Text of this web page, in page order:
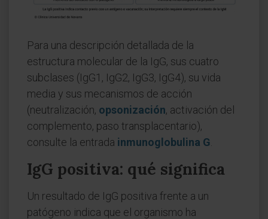
Para una descripción detallada de la
estructura molecular de la IgG, sus cuatro
subclases (IgG1, IgG2, IgG3, IgG4), su vida
media y sus mecanismos de acción
(neutralización, opsonización, activación del
complemento, paso transplacentario),
consulte la entrada inmunoglobulina G
IgG positiva: qué significa
Un resultado de IgG positiva frente a un
patógeno indica que el organismo ha